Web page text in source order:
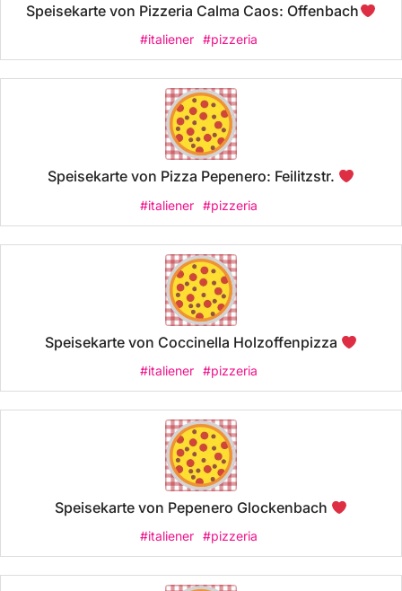
Speisekarte von Pizzeria Calma Caos: Offenbach
#italiener #pizzeria
Speisekarte von Pizza Pepenero: Feilitzstr.
#italiener #pizzeria
Speisekarte von Coccinella Holzoffenpizza
#italiener #pizzeria
Speisekarte von Pepenero Glockenbach
#italiener #pizzeria